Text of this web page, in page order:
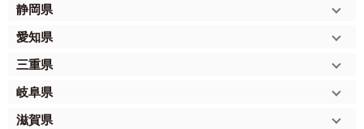
静岡県
愛知県
三重県
岐阜県
滋賀県